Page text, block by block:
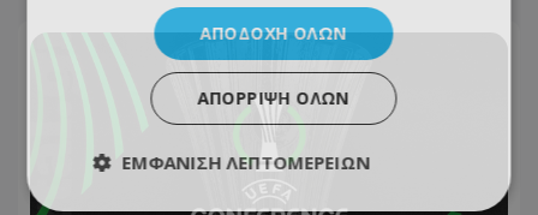
ΑΠΟΔΟΧΉ ΌΛΩΝ
ΑΠΌΡΡΙΨΗ ΌΛΩΝ
ΕΜΦΆΝΙΣΗ ΛΕΠΤΟΜΕΡΕΙΏΝ